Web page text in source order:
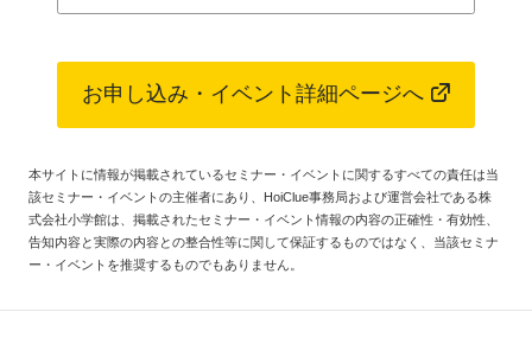
お申し込み・イベント詳細ページへ
本サイトに情報が掲載されているセミナー・イベントに関するすべての責任は当
該セミナー・イベントの主催者にあり、HoiClue事務局および運営会社である株
式会社小学館は、掲載されたセミナー・イベント情報の内容の正確性・有効性、
告知内容と実際の内容との整合性等に関して保証するものではなく、当該セミナ
ー・イベントを推奨するものでもありません。